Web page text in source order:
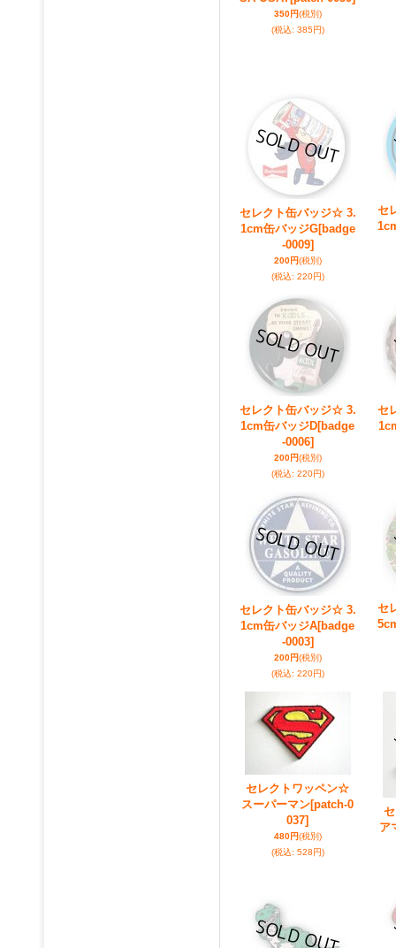
350円(税別)
(税込: 385円)
セレクト缶バッジ☆ 3.
1cm缶バッジG[badge
-0009]
200円(税別)
(税込: 220円)
セ
セレクト缶バッジ☆ 3.
1cm缶バッジD[badge
-0006]
200円(税別)
(税込: 220円)
セ
セレクト缶バッジ☆ 3.
1cm缶バッジA[badge
-0003]
200円(税別)
(税込: 220円)
セ
セレクトワッペン☆
スーパーマン[patch-0
037]
480円(税別)
(税込: 528円)
ア